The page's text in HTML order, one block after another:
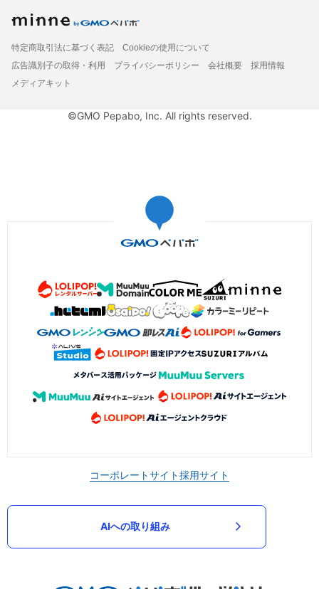
特定商取引法に基づく表記
Cookieの使用について
広告識別子の取得・利用
プライバシーポリシー 会社概要
採用情報
メディアキット
©GMO Pepabo, Inc. All rights reserved.
コーポレートサイト採用サイト
AIへの取り組み